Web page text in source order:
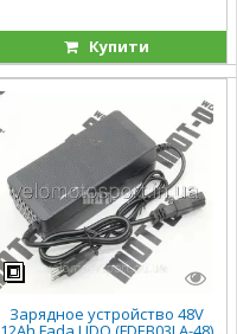
Купити
Зарядное устройство 48V